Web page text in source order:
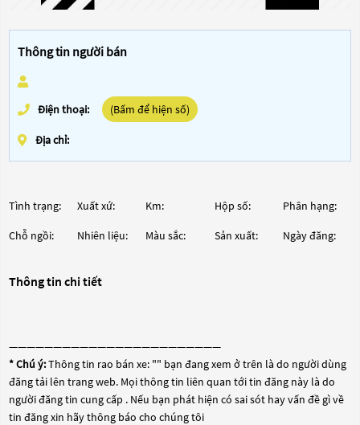
Thông tin người bán
Điện thoại: (Bấm để hiện số)
Địa chỉ:
Tình trạng: Xuất xứ: Km: Hộp số: Phân hạng:
Chỗ ngồi: Nhiên liệu: Màu sắc: Sản xuất: Ngày đăng:
Thông tin chi tiết
————————————————————————
* Chú ý:Thông tin rao bán xe: "" bạn đang xem ở trên là do người dùng
đăng tải lên trang web. Mọi thông tin liên quan tới tin đăng này là do
người đăng tin cung cấp . Nếu bạn phát hiện có sai sót hay vấn đề gì về
tin đăng xin hãy thông báo cho chúng tôi